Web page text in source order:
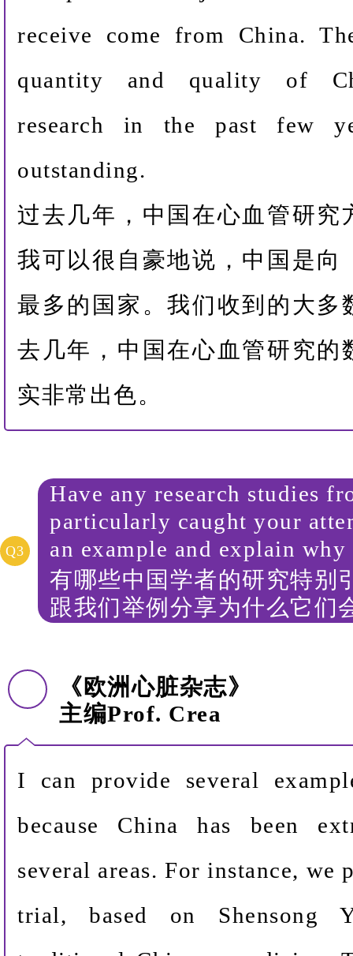
receive come from China.
quantity and quality of
research in the past few
outstanding.
过去几年，中国在心血管研究
我可以很自豪地说，中国是向
最多的国家。我们收到的大多
去几年，中国在心血管研究的
实非常出色。
Q3
Have any research studies
particularly caught your
an example and explain why
有哪些中国学者的研究特别
跟我们举例分享为什么它们
《欧洲心脏杂志》
主编Prof. Crea
I can provide several
because China has been
several areas. For instance, we
trial, based on Shensong